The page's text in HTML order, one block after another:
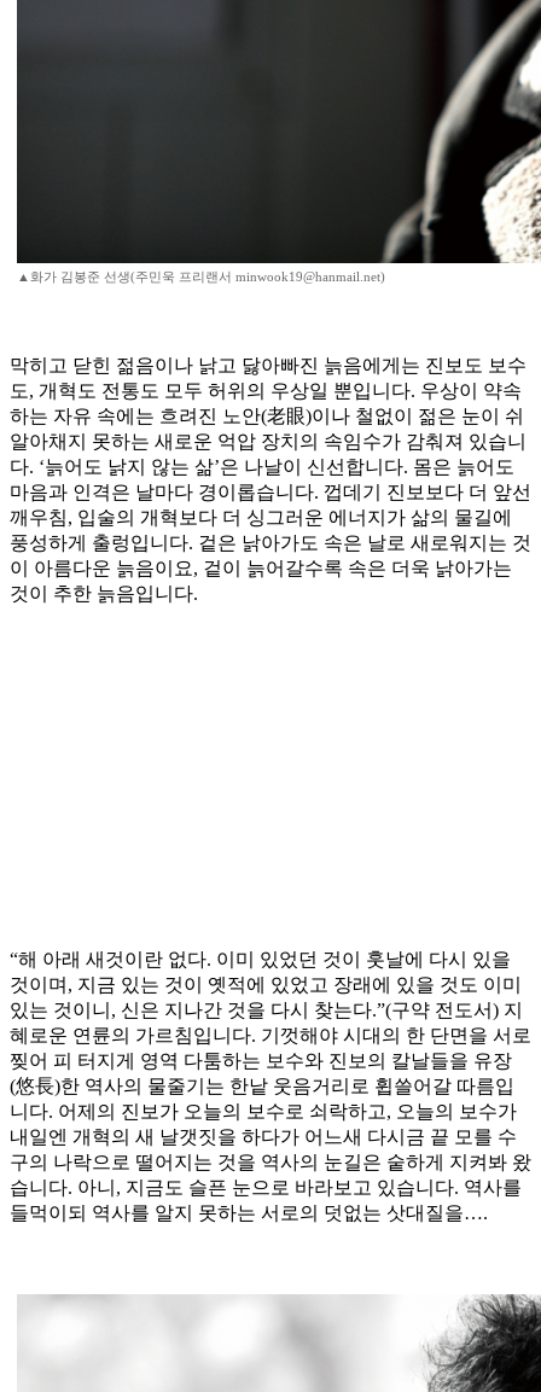
▲화가 김봉준 선생(주민욱 프리랜서 minwook19@hanmail.net)
막히고 닫힌 젊음이나 낡고 닳아빠진 늙음에게는 진보도 보수
도, 개혁도 전통도 모두 허위의 우상일 뿐입니다. 우상이 약속
하는 자유 속에는 흐려진 노안(老眼)이나 철없이 젊은 눈이 쉬
알아채지 못하는 새로운 억압 장치의 속임수가 감춰져 있습니
다. ‘늙어도 낡지 않는 삶’은 나날이 신선합니다. 몸은 늙어도
마음과 인격은 날마다 경이롭습니다. 껍데기 진보보다 더 앞선
깨우침, 입술의 개혁보다 더 싱그러운 에너지가 삶의 물길에
풍성하게 출렁입니다. 겉은 낡아가도 속은 날로 새로워지는 것
이 아름다운 늙음이요, 겉이 늙어갈수록 속은 더욱 낡아가는
것이 추한 늙음입니다.
“해 아래 새것이란 없다. 이미 있었던 것이 훗날에 다시 있을
것이며, 지금 있는 것이 옛적에 있었고 장래에 있을 것도 이미
있는 것이니, 신은 지나간 것을 다시 찾는다.”(구약 전도서) 지
혜로운 연륜의 가르침입니다. 기껏해야 시대의 한 단면을 서로
찢어 피 터지게 영역 다툼하는 보수와 진보의 칼날들을 유장
(悠長)한 역사의 물줄기는 한낱 웃음거리로 휩쓸어갈 따름입
니다. 어제의 진보가 오늘의 보수로 쇠락하고, 오늘의 보수가
내일엔 개혁의 새 날갯짓을 하다가 어느새 다시금 끝 모를 수
구의 나락으로 떨어지는 것을 역사의 눈길은 숱하게 지켜봐 왔
습니다. 아니, 지금도 슬픈 눈으로 바라보고 있습니다. 역사를
들먹이되 역사를 알지 못하는 서로의 덧없는 삿대질을….